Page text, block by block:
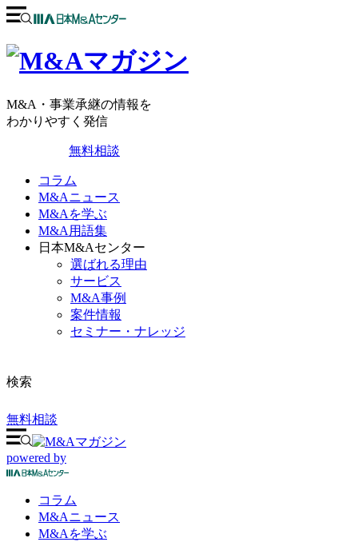
M&A・事業承継の情報を
わかりやすく発信
無料相談
コラム
M&Aニュース
M&Aを学ぶ
M&A用語集
日本M&Aセンター
選ばれる理由
サービス
M&A事例
案件情報
セミナー・ナレッジ
検索
無料相談
powered by
コラム
M&Aニュース
M&Aを学ぶ